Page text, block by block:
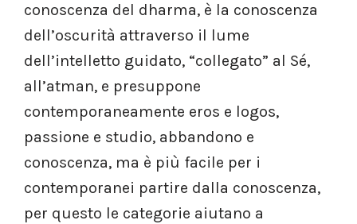
conoscenza del dharma, è la conoscenza
dell’oscurità attraverso il lume
dell’intelletto guidato, “collegato” al Sé,
all’atman, e presuppone
contemporaneamente eros e logos,
passione e studio, abbandono e
conoscenza, ma è più facile per i
contemporanei partire dalla conoscenza,
per questo le categorie aiutano a